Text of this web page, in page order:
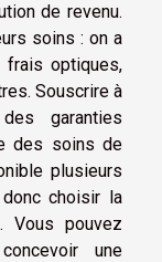
de revenu.
soins : on a
optiques,
Souscrire à
garanties
des soins de
plusieurs
choisir la
Vous pouvez
une